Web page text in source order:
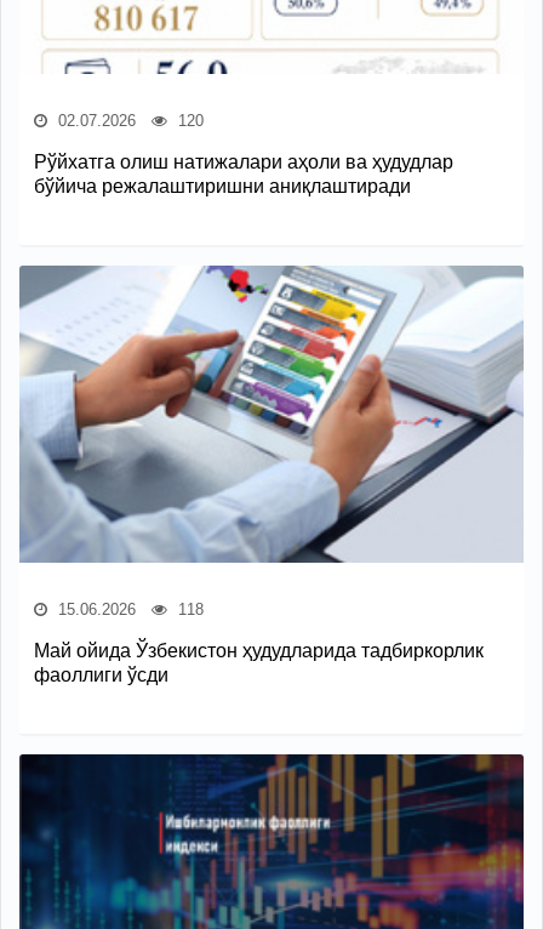
02.07.2026 120
Рўйхатга олиш натижалари аҳоли ва ҳудудлар
бўйича режалаштиришни аниқлаштиради
15.06.2026 118
Май ойида Ўзбекистон ҳудудларида тадбиркорлик
фаоллиги ўсди